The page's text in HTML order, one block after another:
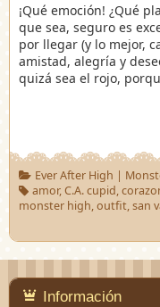
¡Qué emoción! ¿Qué
que sea, seguro es
por llegar (y lo mejor,
amistad, alegría y
quizá sea el rojo,
Ever After High |
amor,C.A. cupid,
monster high,outfit,san
Información